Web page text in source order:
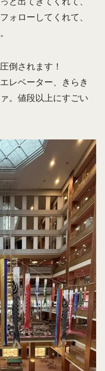
ォローしてくれて、
倒されます！
レベーター、きらき
。値段以上にすごい